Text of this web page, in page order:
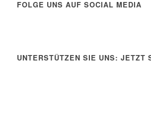
FOLGE UNS AUF SOCIAL MEDIA
UNTERSTÜTZEN SIE UNS: JETZT